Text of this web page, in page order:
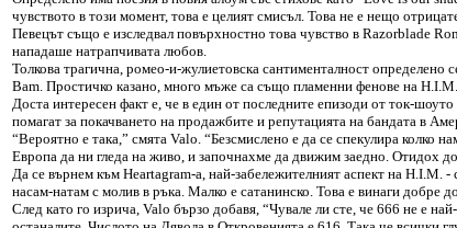
чувството в този момент, това е целият смисъл. Това не е нещо
Певецът също е изследвал повърхностно това чувство в Razorblade
нападаше натрапчивата любов.
Толкова трагична, ромео-и-жулиетовска сантименталност
Bam. Простичко казано, много мъже са също пламенни фенове на
Доста интересен факт е, че в един от последните епизоди от ток-
помагат за покачването на продажбите и репутацията на бандата в
“Вероятно е така,” смята Valo. “Безсмислено е да се спекулира
Европа да ни гледа на живо, и започнахме да движим заедно. Отидох
Да се върнем към Нeartagram-а, най-забележителният аспект на H.I.M.
насам-натам с молив в ръка. Малко е сатанинско. Това е винаги добре
След като го изрича, Valo бързо добавя, “Чувале ли сте, че 666 не е